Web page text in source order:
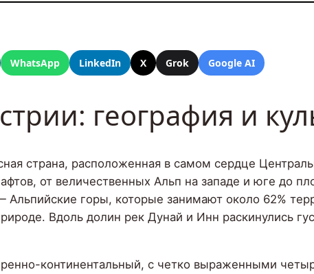
WhatsApp LinkedIn X Grok Google AI
география и
страна, расположенная в самом сердце
от величественных Альп на западе и юге до
Альпийские горы, которые занимают около 62%
Вдоль долин рек Дунай и Инн раскинулись
континентальный, с четко выраженными